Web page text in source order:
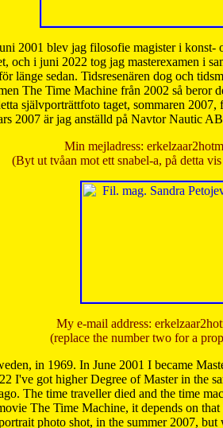
2001 blev jag filosofie magister i
och i juni 2022 tog jag masterexamen i
länge sedan. Tidsresenären dog och
The Time Machine från 2002 så beror
självporträttfoto taget, sommaren
2007 är jag anställd på Navtor Nautic
Min mejladress:
(Byt ut tvåan mot ett snabel-a, på detta
My e-mail address:
(replace the number two for a
in 1969. In June 2001 I became
I've got higher Degree of Master in the
The time traveller died and the time
The Time Machine, it depends on
photo shot, in the summer 2007,